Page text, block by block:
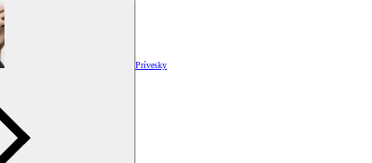
Prívesky